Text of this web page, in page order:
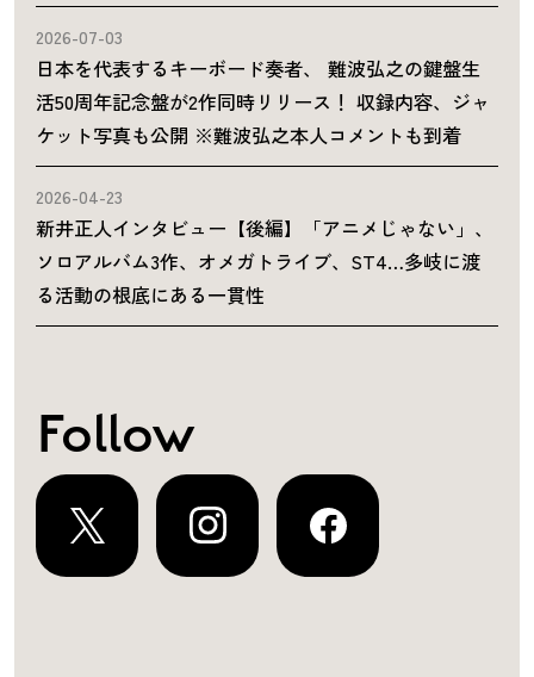
2026-07-03
日本を代表するキーボード奏者、 難波弘之の鍵盤生
活50周年記念盤が2作同時リリース！ 収録内容、ジャ
ケット写真も公開 ※難波弘之本人コメントも到着
2026-04-23
新井正人インタビュー【後編】「アニメじゃない」、
ソロアルバム3作、オメガトライブ、ST4…多岐に渡
る活動の根底にある一貫性
Follow